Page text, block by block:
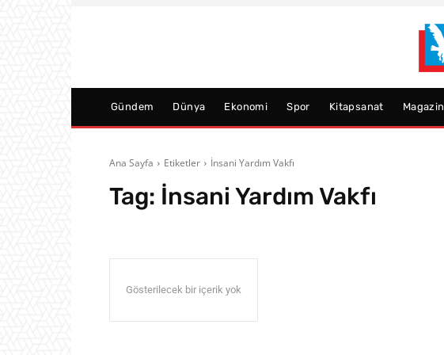
Gündem Dünya Ekonomi Spor Kitapsanat Magazin
Ana Sayfa Etiketler İnsani Yardım Vakfı
Tag: İnsani Yardım Vakfı
Gösterilecek bir içerik yok